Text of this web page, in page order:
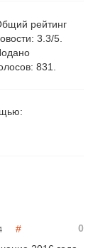
рейтинг
3.3/5.
831
#
0